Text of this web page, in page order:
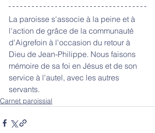
La paroisse s'associe à la peine et à
l'action de grâce de la communauté
d'Aigrefoin à l'occasion du retour à
Dieu de Jean-Philippe. Nous faisons
mémoire de sa foi en Jésus et de son
service à l'autel, avec les autres
servants.
Carnet paroissial